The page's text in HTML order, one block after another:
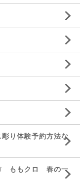
り体験予約方法な
ももクロ 春の一